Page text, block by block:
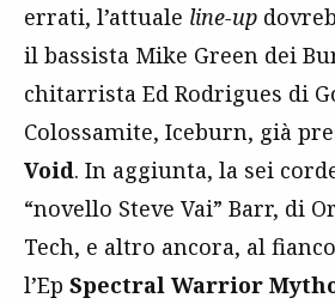
errati, l’attuale line-up
il bassista Mike Green dei
chitarrista Ed Rodrigues di
Colossamite, Iceburn, già
Void. In aggiunta, la sei
“novello Steve Vai” Barr, di
Tech, e altro ancora, al
l’Ep Spectral Warrior